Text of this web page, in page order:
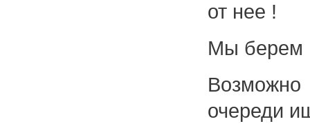
от нее !
Мы берем
очереди